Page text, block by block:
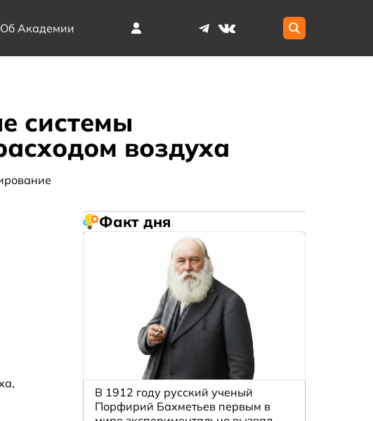
Об Академии
системы
воздуха
Факт дня
В 1912 году русский ученый
Порфирий Бахметьев первым в